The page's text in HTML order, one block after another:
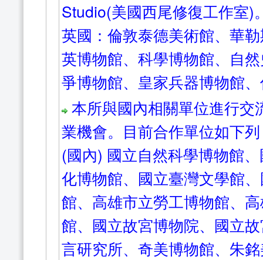
Studio(美國西尾修復工作室)
英國：倫敦泰德美術館、華
英博物館、科學博物館、自
爭博物館、皇家兵器博物館
本所與國內相關單位進行
業機會。目前合作單位如下
(國內) 國立自然科學博物館
化博物館、國立臺灣文學館
館、高雄市立勞工博物館、
館、國立故宮博物院、國立
言研究所、奇美博物館、朱